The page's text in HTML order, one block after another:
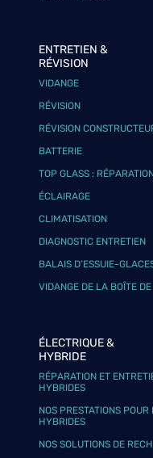
ENTRETIEN &
RÉVISION
VIDANGE
RÉVISION
RÉVISION
BATTERIE
TOP GLASS :
ÉCLAIRAGE
CLIMATISATION
DIAGNOSTIC ENTRETIEN
BALAIS D’ESSUIE-
VIDANGE DE LA BOÎTE
ÉLECTRIQUE &
HYBRIDE
RÉPARATION ET
HYBRIDES
NOS PRESTATIONS
HYBRIDES
NOS SOLUTIONS DE